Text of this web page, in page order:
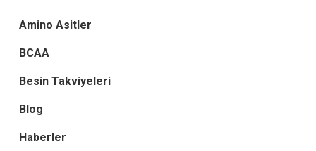
Amino Asitler
BCAA
Besin Takviyeleri
Blog
Haberler